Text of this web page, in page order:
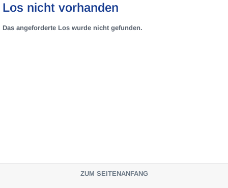
Los nicht vorhanden
Das angeforderte Los wurde nicht gefunden.
ZUM SEITENANFANG